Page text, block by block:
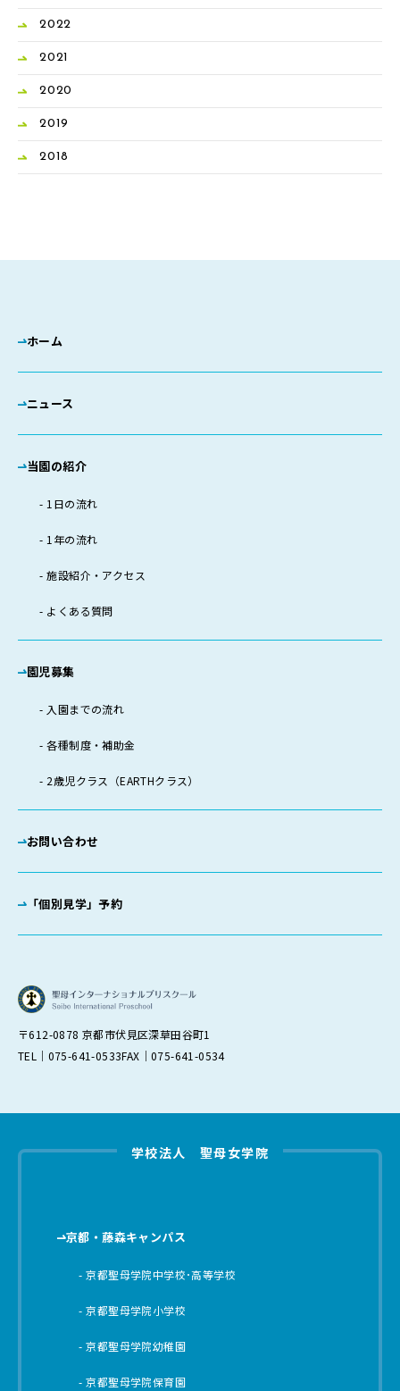
2022
2021
2020
2019
2018
ホーム
ニュース
当園の紹介
1日の流れ
1年の流れ
施設紹介・アクセス
よくある質問
園児募集
入園までの流れ
各種制度・補助金
2歳児クラス（EARTHクラス）
お問い合わせ
「個別見学」予約
〒612-0878 京都市伏見区深草田谷町1
TEL｜075-641-0533FAX｜075-641-0534
学校法人 聖母女学院
京都・藤森キャンパス
京都聖母学院中学校･高等学校
京都聖母学院小学校
京都聖母学院幼稚園
京都聖母学院保育園